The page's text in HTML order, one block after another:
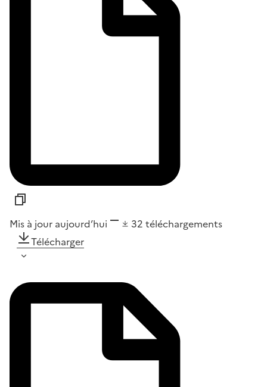
Mis à jour aujourd’hui 32 téléchargements
Télécharger